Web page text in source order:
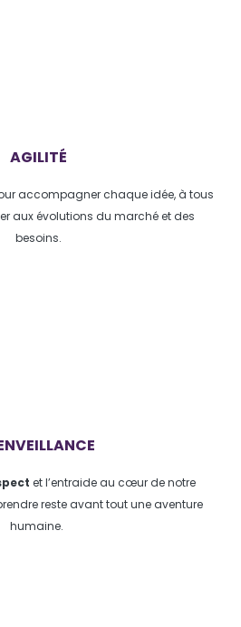
AGILITÉ
accompagner chaque idée, à tous
aux évolutions du marché et des
besoins.
et l’entraide au cœur de notre
reste avant tout une aventure
humaine.